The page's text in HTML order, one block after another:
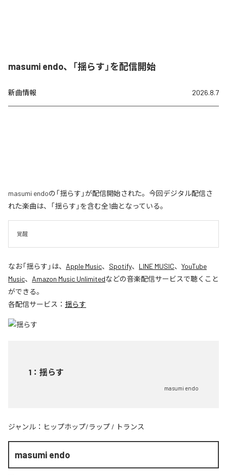
masumi endo、「揺らす」を配信開始
新曲情報 2026.8.7
masumi endoの「揺らす」が配信開始された。今回デジタル配信さ
れた楽曲は、「揺らす」を含む全1曲となっている。
覚醒
なお「揺らす 」は、 Apple Music、 Spotify、 LINE MUSIC、 YouTube
Music、 Amazon Music Unlimitedなどの音楽配信サービスで聴くこと
ができる。
各配信サービス： 揺らす
1 ： 揺らす
masumi endo
ジャンル： ヒップホップ/ラップ / トランス
masumi endo